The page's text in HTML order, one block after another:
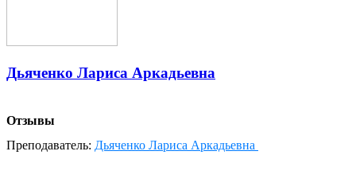
Дьяченко Лариса Аркадьевна
Отзывы
Преподаватель: Дьяченко Лариса Аркадьевна